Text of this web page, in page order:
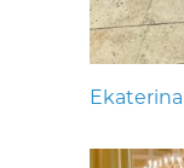
Ekaterina